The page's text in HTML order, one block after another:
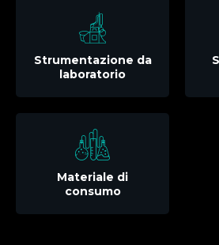
Strumentazione da
laboratorio
Materiale di
consumo